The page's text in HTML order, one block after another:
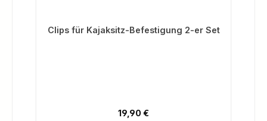
Clips für Kajaksitz-Befestigung 2-er Set
Regulärer Preis:
19,90 €